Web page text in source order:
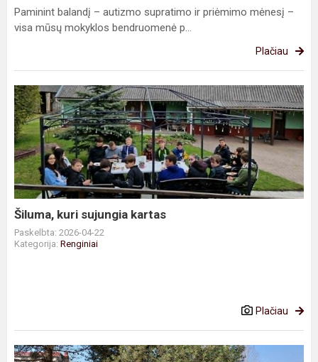
Paminint balandį – autizmo supratimo ir priėmimo mėnesį –
visa mūsų mokyklos bendruomenė p...
Plačiau
Šiluma,
kuri
sujungia
kartas
Šiluma, kuri sujungia kartas
Paskelbta: 2026-04-22
Kategorija: Renginiai
Plačiau
Nameliai